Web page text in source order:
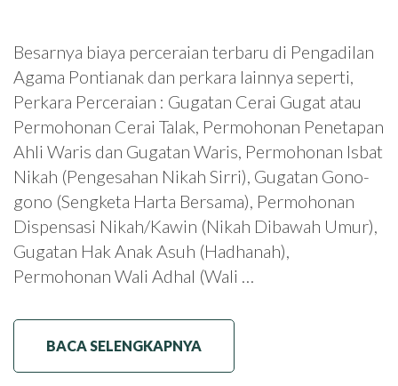
Besarnya biaya perceraian terbaru di Pengadilan
Agama Pontianak dan perkara lainnya seperti,
Perkara Perceraian : Gugatan Cerai Gugat atau
Permohonan Cerai Talak, Permohonan Penetapan
Ahli Waris dan Gugatan Waris, Permohonan Isbat
Nikah (Pengesahan Nikah Sirri), Gugatan Gono-
gono (Sengketa Harta Bersama), Permohonan
Dispensasi Nikah/Kawin (Nikah Dibawah Umur),
Gugatan Hak Anak Asuh (Hadhanah),
Permohonan Wali Adhal (Wali …
BACA SELENGKAPNYA